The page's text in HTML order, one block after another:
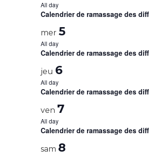
All day
Calendrier de ramassage des
mer 5
All day
Calendrier de ramassage des
jeu 6
All day
Calendrier de ramassage des
ven 7
All day
Calendrier de ramassage des
sam 8